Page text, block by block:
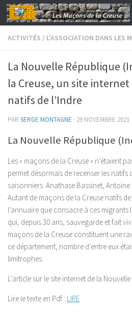
Skip to content
ACTIVITÉS / L'ASSOCIATION DANS LES
La Nouvelle République
la Creuse, un site
natifs de l’Indre
PAR SERGE MONTAGNE · 29 NOVEMBRE 2021
La Nouvelle République
Les « maçons de la Creuse » n’étaient
permet désormais de recenser les natifs
saisonniers. Anathase Bassinet,
Autant de maçons de la Creuse natifs
l’annuaire que consacre à ces
qui, depuis 30 ans, sauvegarde et fait
maçons de la Creuse constituent une
ce département, nombre d’entre eux
limitrophes.
L’article sur le site internet de la
Lire le texte en Pdf : LIRE